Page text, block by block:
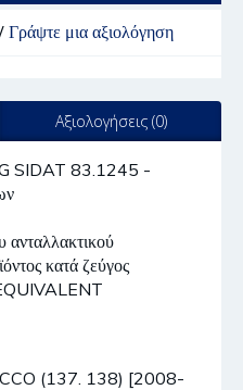
Γράψτε μια αξιολόγηση
Αξιολογήσεις (0)
SIDAT 83.1245 -
ανταλλακτικού
κατά ζεύγος
(137. 138) [2008-